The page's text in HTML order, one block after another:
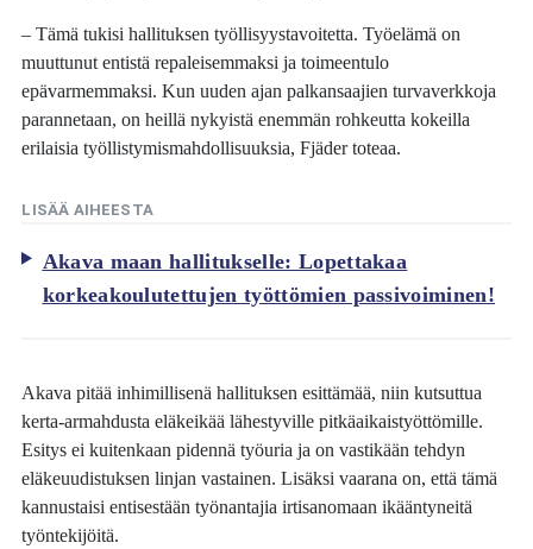
– Tämä tukisi hallituksen työllisyystavoitetta. Työelämä on
muuttunut entistä repaleisemmaksi ja toimeentulo
epävarmemmaksi. Kun uuden ajan palkansaajien turvaverkkoja
parannetaan, on heillä nykyistä enemmän rohkeutta kokeilla
erilaisia työllistymismahdollisuuksia, Fjäder toteaa.
LISÄÄ AIHEESTA
Akava maan hallitukselle: Lopettakaa
korkeakoulutettujen työttömien passivoiminen!
Akava pitää inhimillisenä hallituksen esittämää, niin kutsuttua
kerta-armahdusta eläkeikää lähestyville pitkäaikaistyöttömille.
Esitys ei kuitenkaan pidennä työuria ja on vastikään tehdyn
eläkeuudistuksen linjan vastainen. Lisäksi vaarana on, että tämä
kannustaisi entisestään työnantajia irtisanomaan ikääntyneitä
työntekijöitä.